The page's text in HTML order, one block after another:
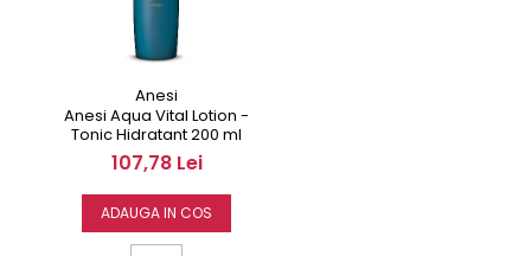
Anesi
Anesi Aqua Vital Lotion -
Tonic Hidratant 200 ml
107,78 Lei
ADAUGA IN COS